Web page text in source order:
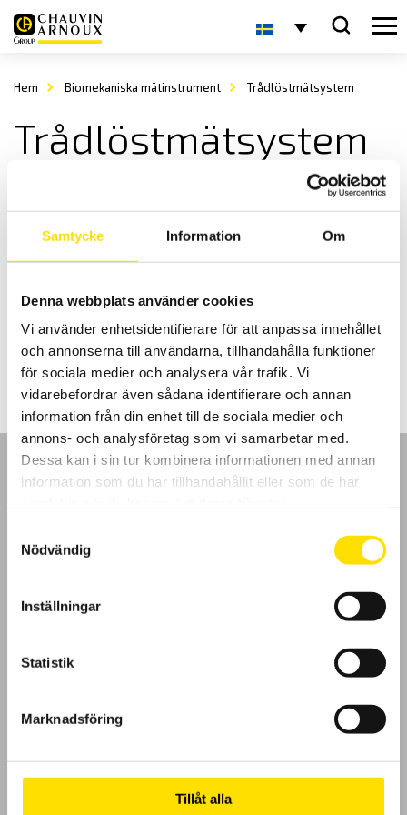
Samtycke Information Om
Denna webbplats använder cookies
Vi använder enhetsidentifierare för att anpassa innehållet
och annonserna till användarna, tillhandahålla funktioner
för sociala medier och analysera vår trafik. Vi
vidarebefordrar även sådana identifierare och annan
information från din enhet till de sociala medier och
annons- och analysföretag som vi samarbetar med.
Dessa kan i sin tur kombinera informationen med annan
information som du har tillhandahållit eller som de har
Nödvändig
Inställningar
Statistik
Marknadsföring
Tillåt alla
Hem Biomekaniska mätinstrument Trådlöstmätsystem
Trådlöstmätsystem
DataLITE trådlöst system
LÄS MER
Om Oss